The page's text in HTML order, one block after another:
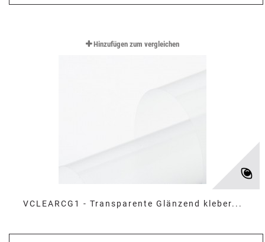
VCLEARCG1 - Transparente Glänzend kleber...
Hinzufügen zum vergleichen